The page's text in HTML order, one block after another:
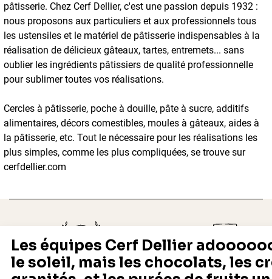
pâtisserie. Chez Cerf Dellier, c'est une passion depuis 1932 :
nous proposons aux particuliers et aux professionnels tous
les ustensiles et le matériel de pâtisserie indispensables à la
réalisation de délicieux gâteaux, tartes, entremets... sans
oublier les ingrédients pâtissiers de qualité professionnelle
pour sublimer toutes vos réalisations.
Cercles à pâtisserie, poche à douille, pâte à sucre, additifs
alimentaires, décors comestibles, moules à gâteaux, aides à
la pâtisserie, etc. Tout le nécessaire pour les réalisations les
plus simples, comme les plus compliquées, se trouve sur
cerfdellier.com
Depuis 1932
Fabricant français reconnu
Livraison rapide 24/48h
Offerte dès 69 € en point